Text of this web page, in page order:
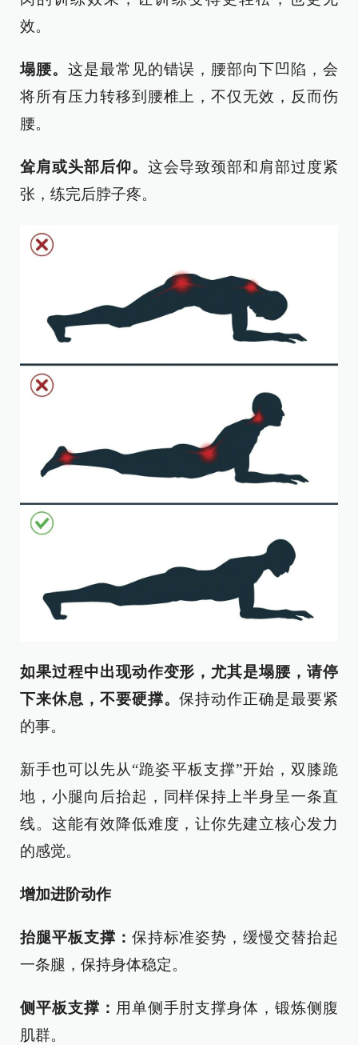
效。
塌腰。 这是最常见的错误，腰部向下凹陷，会
将所有压力转移到腰椎上，不仅无效，反而伤
腰。
耸肩或头部后仰。 这会导致颈部和肩部过度紧
张，练完后脖子疼。
如果过程中出现动作变形，尤其是塌腰，请停
下来休息，不要硬撑。保持动作正确是最要紧
的事。
新手也可以先从“跪姿平板支撑”开始，双膝跪
地，小腿向后抬起，同样保持上半身呈一条直
线。这能有效降低难度，让你先建立核心发力
的感觉。
增加进阶动作
抬腿平板支撑： 保持标准姿势，缓慢交替抬起
一条腿，保持身体稳定。
侧平板支撑： 用单侧手肘支撑身体，锻炼侧腹
肌群。